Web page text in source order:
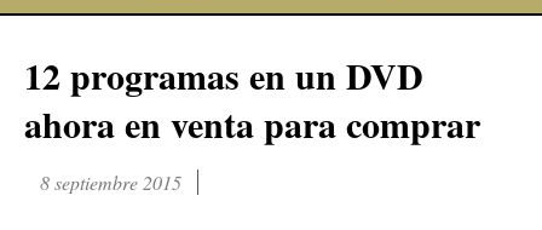
12 programas en un DVD
ahora en venta para comprar
8 septiembre 2015